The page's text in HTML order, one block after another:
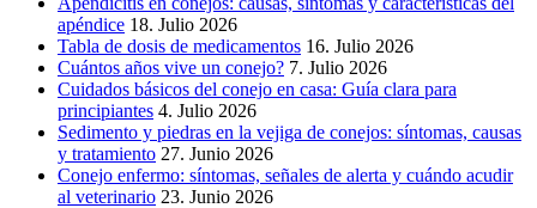
apéndice 18. Julio 2026
Tabla de dosis de medicamentos 16. Julio 2026
Cuántos años vive un conejo? 7. Julio 2026
Cuidados básicos del conejo en casa: Guía clara para
principiantes 4. Julio 2026
Sedimento y piedras en la vejiga de conejos: síntomas, causas
y tratamiento 27. Junio 2026
Conejo enfermo: síntomas, señales de alerta y cuándo acudir
al veterinario 23. Junio 2026